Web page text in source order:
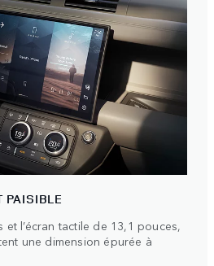
PAISIBLE
et l’écran tactile de 13,1 pouces,
une dimension épurée à